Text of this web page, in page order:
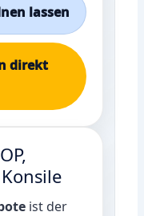
lassen
direkt
ist der